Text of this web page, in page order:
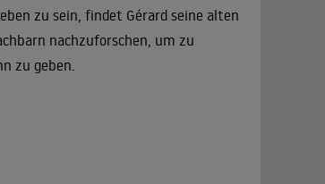
zu sein, findet Gérard seine alten
nachzuforschen, um zu
zu geben.